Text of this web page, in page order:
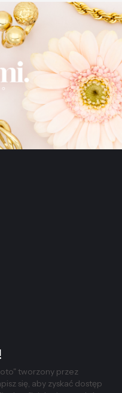
tworzony przez
się, aby zyskać dostęp